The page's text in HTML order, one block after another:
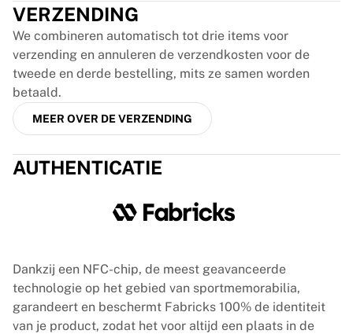
Mijn collectie
VERZENDING
We combineren automatisch tot drie items voor
verzending en annuleren de verzendkosten voor de
tweede en derde bestelling, mits ze samen worden
betaald.
MEER OVER DE VERZENDING
AUTHENTICATIE
Dankzij een NFC-chip, de meest geavanceerde
technologie op het gebied van sportmemorabilia,
garandeert en beschermt Fabricks 100% de identiteit
van je product, zodat het voor altijd een plaats in de